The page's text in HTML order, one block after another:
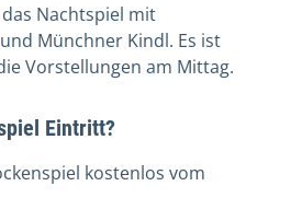
Nachtspiel mit
Münchner Kindl. Es ist
Vorstellungen am Mittag.
Eintritt?
kostenlos vom